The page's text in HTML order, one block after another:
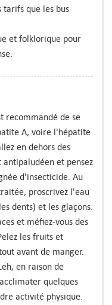
tarifs que les bus
et folklorique pour
recommandé de se
A, voire l'hépatite
en dehors des
et pensez
d'insecticide. Au
proscrivez l'eau
dents) et les glaçons.
et méfiez-vous des
les fruits et
avant de manger.
en raison de
quelques
activité physique.